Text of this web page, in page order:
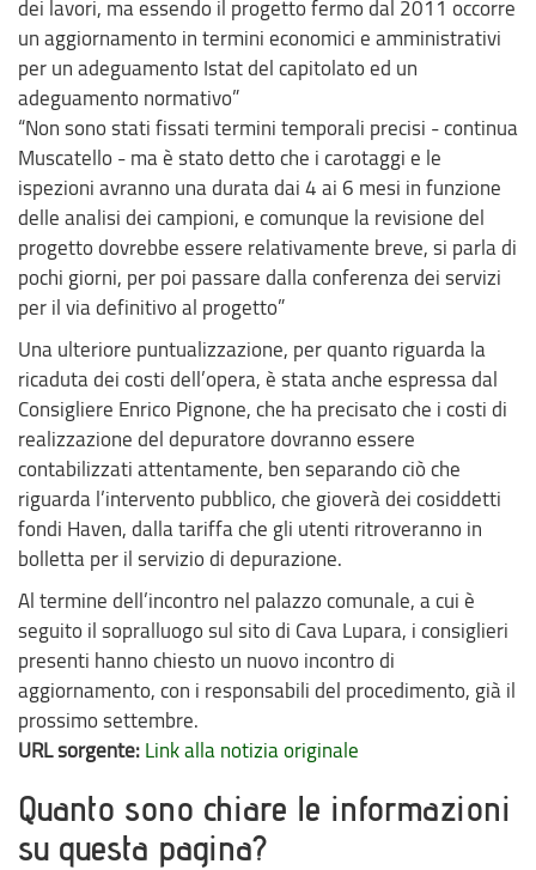
dei lavori, ma essendo il progetto fermo dal 2011 occorre
un aggiornamento in termini economici e amministrativi
per un adeguamento Istat del capitolato ed un
adeguamento normativo”
“Non sono stati fissati termini temporali precisi - continua
Muscatello - ma è stato detto che i carotaggi e le
ispezioni avranno una durata dai 4 ai 6 mesi in funzione
delle analisi dei campioni, e comunque la revisione del
progetto dovrebbe essere relativamente breve, si parla di
pochi giorni, per poi passare dalla conferenza dei servizi
per il via definitivo al progetto”
Una ulteriore puntualizzazione, per quanto riguarda la
ricaduta dei costi dell’opera, è stata anche espressa dal
Consigliere Enrico Pignone, che ha precisato che i costi di
realizzazione del depuratore dovranno essere
contabilizzati attentamente, ben separando ciò che
riguarda l’intervento pubblico, che gioverà dei cosiddetti
fondi Haven, dalla tariffa che gli utenti ritroveranno in
bolletta per il servizio di depurazione.
Al termine dell’incontro nel palazzo comunale, a cui è
seguito il sopralluogo sul sito di Cava Lupara, i consiglieri
presenti hanno chiesto un nuovo incontro di
aggiornamento, con i responsabili del procedimento, già il
prossimo settembre.
URL sorgente: Link alla notizia originale
Quanto sono chiare le informazioni
su questa pagina?